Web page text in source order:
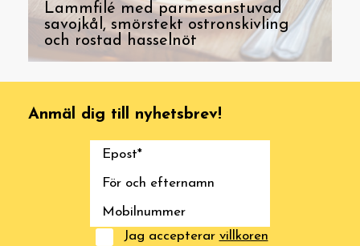
Lammfilé med parmesanstuvad
savojkål, smörstekt ostronskivling
och rostad hasselnöt
Anmäl dig till nyhetsbrev!
Jag accepterar villkoren